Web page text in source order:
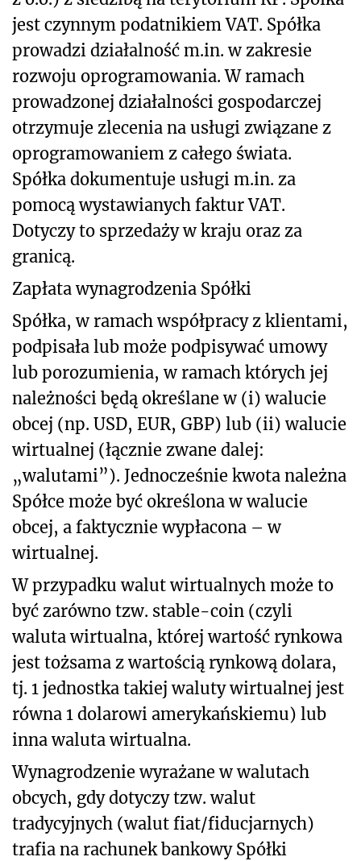
jest czynnym podatnikiem VAT. Spółka
prowadzi działalność m.in. w zakresie
rozwoju oprogramowania. W ramach
prowadzonej działalności gospodarczej
otrzymuje zlecenia na usługi związane z
oprogramowaniem z całego świata.
Spółka dokumentuje usługi m.in. za
pomocą wystawianych faktur VAT.
Dotyczy to sprzedaży w kraju oraz za
granicą.
Zapłata wynagrodzenia Spółki
Spółka, w ramach współpracy z klientami,
podpisała lub może podpisywać umowy
lub porozumienia, w ramach których jej
należności będą określane w (i) walucie
obcej (np. USD, EUR, GBP) lub (ii) walucie
wirtualnej (łącznie zwane dalej:
„walutami”). Jednocześnie kwota należna
Spółce może być określona w walucie
obcej, a faktycznie wypłacona – w
wirtualnej.
W przypadku walut wirtualnych może to
być zarówno tzw. stable-coin (czyli
waluta wirtualna, której wartość rynkowa
jest tożsama z wartością rynkową dolara,
tj. 1 jednostka takiej waluty wirtualnej jest
równa 1 dolarowi amerykańskiemu) lub
inna waluta wirtualna.
Wynagrodzenie wyrażane w walutach
obcych, gdy dotyczy tzw. walut
tradycyjnych (walut fiat/fiducjarnych)
trafia na rachunek bankowy Spółki